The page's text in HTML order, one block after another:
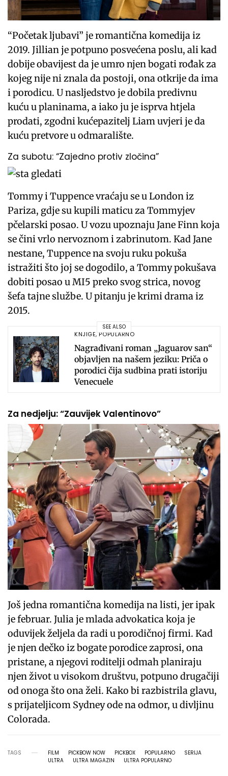
“Početak ljubavi” je romantična komedija iz
2019. Jillian je potpuno posvećena poslu, ali kad
dobije obavijest da je umro njen bogati rođak za
kojeg nije ni znala da postoji, ona otkrije da ima
i porodicu. U nasljedstvo je dobila predivnu
kuću u planinama, a iako ju je isprva htjela
prodati, zgodni kućepazitelj Liam uvjeri je da
kuću pretvore u odmaralište.
Za subotu: “Zajedno protiv zločina”
Tommy i Tuppence vraćaju se u London iz
Pariza, gdje su kupili maticu za Tommyjev
pčelarski posao. U vozu upoznaju Jane Finn koja
se čini vrlo nervoznom i zabrinutom. Kad Jane
nestane, Tuppence na svoju ruku pokuša
istražiti što joj se dogodilo, a Tommy pokušava
dobiti posao u MI5 preko svog strica, novog
šefa tajne službe. U pitanju je krimi drama iz
2015.
SEE ALSO
KNJIGE,POPULARNO
Nagrađivani roman „Jaguarov san“
objavljen na našem jeziku: Priča o
porodici čija sudbina prati istoriju
Venecuele
Za nedjelju: “Zauvijek Valentinovo”
Još jedna romantična komedija na listi, jer ipak
je februar. Julia je mlada advokatica koja je
oduvijek željela da radi u porodičnoj firmi. Kad
je njen dečko iz bogate porodice zaprosi, ona
pristane, a njegovi roditelji odmah planiraju
njen život u visokom društvu, potpuno drugačiji
od onoga što ona želi. Kako bi razbistrila glavu,
s prijateljicom Sydney ode na odmor, u divljinu
Colorada.
TAGS FILM PICKBOW NOW PICKBOX POPULARNO
SERIJA
ULTRA
ULTRA MAGAZIN ULTRA POPULARNO